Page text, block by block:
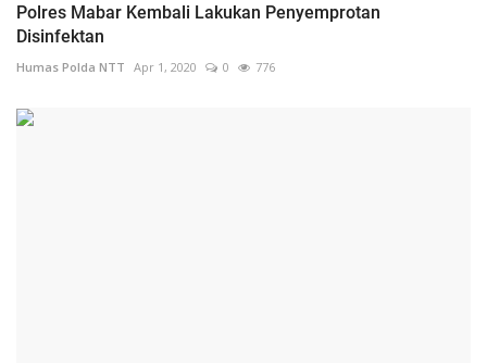
Polres Mabar Kembali Lakukan Penyemprotan
Disinfektan
Humas Polda NTT Apr 1, 2020 0 776